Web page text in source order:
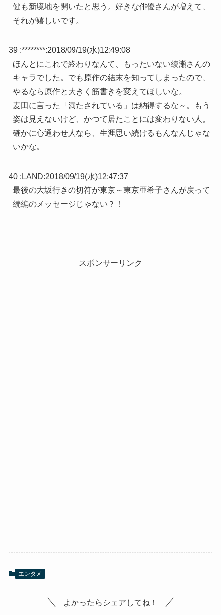
健も新境地を開いたと思う。好きな俳優さんが増えて、
それが嬉しいです。
39 :********:2018/09/19(水)12:49:08
ほんとにこれで終わりなんて、もったいない綾瀬さんの
キャラでした。でも原作の結末を知ってしまったので、
やるなら原作と大きく筋書きを変えてほしいな。
麦田に言った「満たされている」は納得するな～。もう
姿は見えないけど、かつて居たことには変わりない人。
確かに心通わせ人なら、生涯思い続けるもんなんじゃな
いかな。
40 : LAND:2018/09/19(水)12:47:37
最後の大坂行きの切符が東京～東京亜希子さんが戻って
続編のメッセージじゃない？！
スポンサーリンク
エンタメ
よかったらシェアしてね！